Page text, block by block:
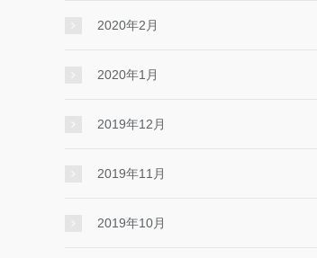
2020年2月
2020年1月
2019年12月
2019年11月
2019年10月